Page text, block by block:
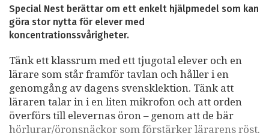
Special Nest berättar om ett enkelt hjälpmedel som kan
göra stor nytta för elever med
koncentrationssvårigheter.
Tänk ett klassrum med ett tjugotal elever och en
lärare som står framför tavlan och håller i en
genomgång av dagens svensklektion. Tänk att
läraren talar in i en liten mikrofon och att orden
överförs till elevernas öron – genom att de bär
hörlurar/öronsnäckor som förstärker lärarens röst.